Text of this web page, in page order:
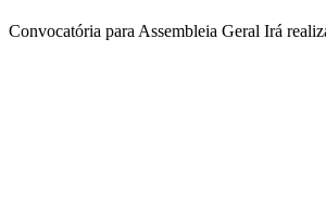
Convocatória para Assembleia Geral Irá